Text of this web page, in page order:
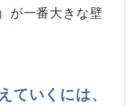
が一番大きな壁
ていくには、